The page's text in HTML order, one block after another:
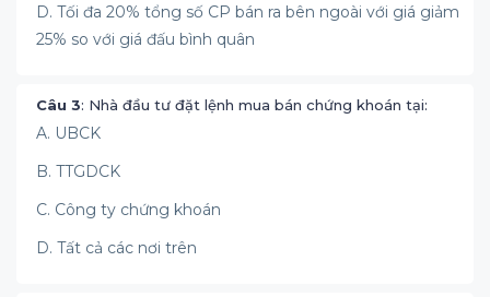
D. Tối đa 20% tổng số CP bán ra bên ngoài với giá giảm
25% so với giá đấu bình quân
Câu 3: Nhà đầu tư đặt lệnh mua bán chứng khoán tại:
A. UBCK
B. TTGDCK
C. Công ty chứng khoán
D. Tất cả các nơi trên